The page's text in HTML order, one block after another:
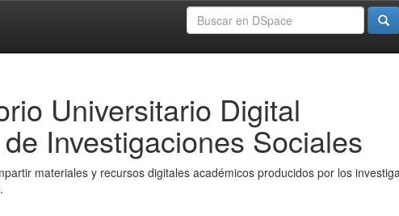
Universitario Digital
Investigaciones Sociales
materiales y recursos digitales académicos producidos por los